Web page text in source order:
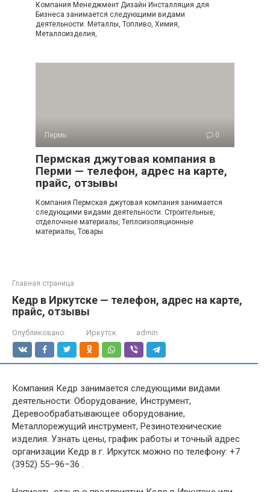
Компания Менеджмент Дизайн Инсталляция для
Бизнеса занимается следующими видами
деятельности: Металлы, Топливо, Химия,
Металлоизделия,
Пермь 0
Пермская джутовая компания в
Перми — телефон, адрес на карте,
прайс, отзывы
Компания Пермская джутовая компания занимается
следующими видами деятельности: Строительные,
отделочные материалы, Теплоизоляционные
материалы, Товары
Главная страница
Кедр в Иркутске — телефон, адрес на карте,
прайс, отзывы
Опубликовано: Иркутск admin
Компания Кедр занимается следующими видами
деятельности: Оборудование, Инструмент,
Деревообрабатывающее оборудование,
Металлорежущий инструмент, Резинотехнические
изделия. Узнать цены, график работы и точный адрес
организации Кедр в г. Иркутск можно по телефону: +7
(3952) 55–96–36 .